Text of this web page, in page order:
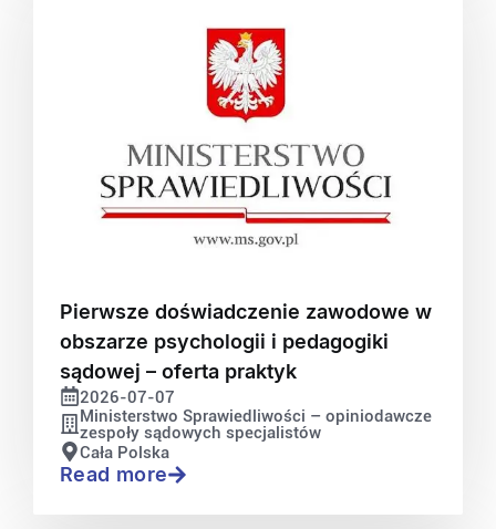
Pierwsze doświadczenie zawodowe w
obszarze psychologii i pedagogiki
sądowej – oferta praktyk
2026-07-07
Ministerstwo Sprawiedliwości – opiniodawcze
zespoły sądowych specjalistów
Cała Polska
Read more